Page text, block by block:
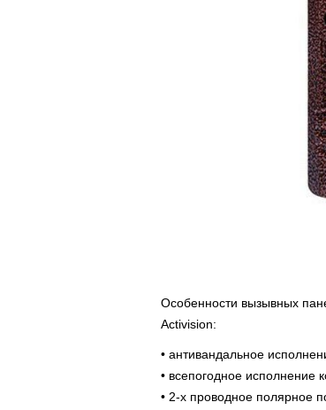
Особенности вызывных
Activision:
• антивандальное
• всепогодное исполнение
• 2-х проводное полярное